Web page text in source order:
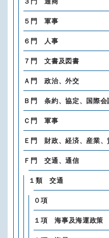
５門 軍事
６門 人事
７門 文書及図書
Ａ門 政治、外交
Ｂ門 条約、協定、国際会
Ｃ門 軍事
Ｅ門 財政、経済、産業、
Ｆ門 交通、通信
１類 交通
０項
１項 海事及海運政策